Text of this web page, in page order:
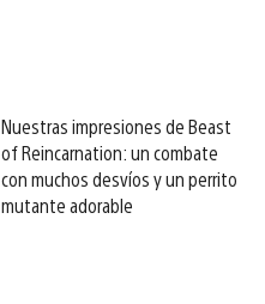
Nuestras impresiones de Beast
of Reincarnation: un combate
con muchos desvíos y un perrito
mutante adorable